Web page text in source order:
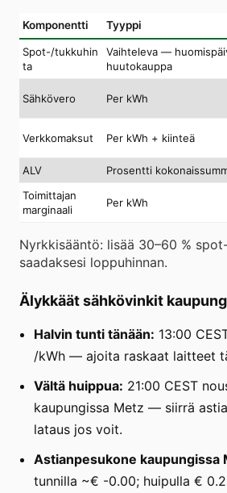
Komponentti Tyyppi
Spot-/tukkuhin
ta
Vaihteleva —
huutokauppa
Sähkövero Per kWh
Verkkomaksut Per kWh + kiinteä
ALV
Prosentti
Toimittajan
marginaali
Per kWh
Nyrkkisääntö: lisää 30–60 %
saadaksesi loppuhinnan.
Älykkäät sähkövinkit
Halvin tunti tänään: 13:00
/kWh — ajoita raskaat laitteet
Vältä huippua: 21:00 CEST
kaupungissa Metz — siirrä
lataus jos voit.
Astianpesukone kaupungissa
tunnilla ~€ -0.00; huipulla €